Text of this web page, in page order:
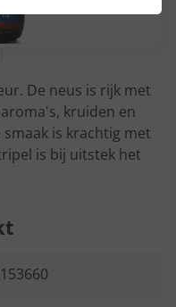
De neus is rijk met
kruiden en
is krachtig met
is bij uitstek het
153660